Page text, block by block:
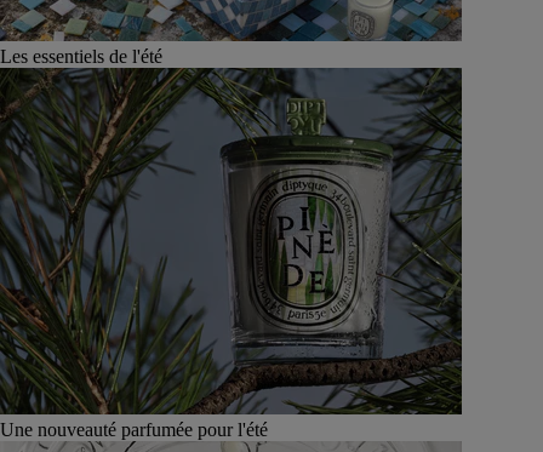
Les essentiels de l'été
Une nouveauté parfumée pour l'été